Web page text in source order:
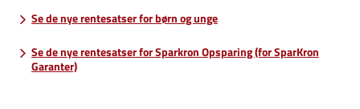
Se de nye rentesatser for børn og unge
Se de nye rentesatser for Sparkron Opsparing (for SparKron
Garanter)